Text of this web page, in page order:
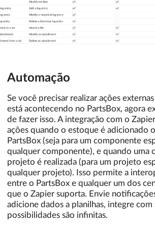
Automação
Se você precisar realizar ações
está acontecendo no PartsBox, agora
de fazer isso. A integração com o
ações quando o estoque é adicionado
PartsBox (seja para um componente
qualquer componente), e quando uma
projeto é realizada (para um projeto
qualquer projeto). Isso permite a
entre o PartsBox e qualquer um dos
que o Zapier suporta. Envie
adicione dados a planilhas, integre com
possibilidades são infinitas.